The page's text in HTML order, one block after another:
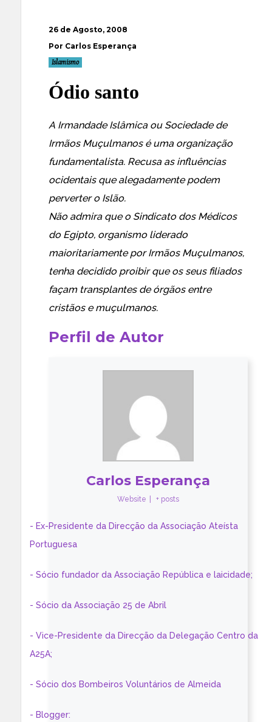
26 de Agosto, 2008
Por Carlos Esperança
Islamismo
Ódio santo
A Irmandade Islâmica ou Sociedade de
Irmãos Muçulmanos é uma organização
fundamentalista. Recusa as influências
ocidentais que alegadamente podem
perverter o Islão.
Não admira que o Sindicato dos Médicos
do Egipto, organismo liderado
maioritariamente por Irmãos Muçulmanos,
tenha decidido proibir que os seus filiados
façam transplantes de órgãos entre
cristãos e muçulmanos.
Perfil de Autor
Carlos Esperança
Website + posts
- Ex-Presidente da Direcção da Associação Ateísta
Portuguesa
- Sócio fundador da Associação República e laicidade;
- Sócio da Associação 25 de Abril
- Vice-Presidente da Direcção da Delegação Centro da
A25A;
- Sócio dos Bombeiros Voluntários de Almeida
- Blogger: